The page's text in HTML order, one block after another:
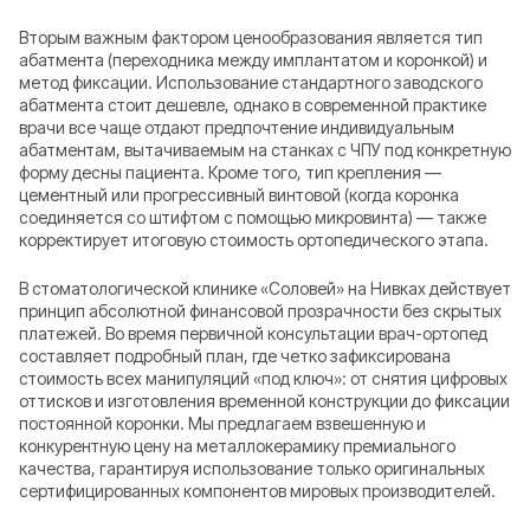
Вторым важным фактором ценообразования является тип
абатмента (переходника между имплантатом и коронкой) и
метод фиксации. Использование стандартного заводского
абатмента стоит дешевле, однако в современной практике
врачи все чаще отдают предпочтение индивидуальным
абатментам, вытачиваемым на станках с ЧПУ под конкретную
форму десны пациента. Кроме того, тип крепления —
цементный или прогрессивный винтовой (когда коронка
соединяется со штифтом с помощью микровинта) — также
корректирует итоговую стоимость ортопедического этапа.
В стоматологической клинике «Соловей» на Нивках действует
принцип абсолютной финансовой прозрачности без скрытых
платежей. Во время первичной консультации врач-ортопед
составляет подробный план, где четко зафиксирована
стоимость всех манипуляций «под ключ»: от снятия цифровых
оттисков и изготовления временной конструкции до фиксации
постоянной коронки. Мы предлагаем взвешенную и
конкурентную цену на металлокерамику премиального
качества, гарантируя использование только оригинальных
сертифицированных компонентов мировых производителей.